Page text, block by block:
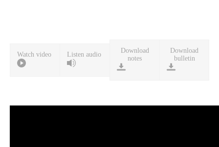
Watch video Listen audio
Download
notes
Download
bulletin